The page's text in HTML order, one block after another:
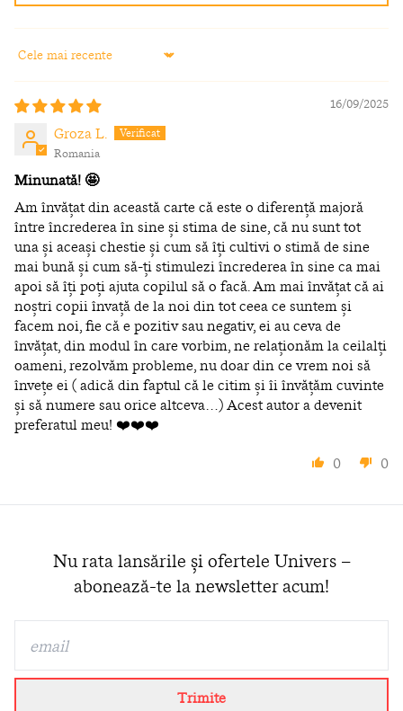
Sort by
16/09/2025
Groza L.
Romania
Minunată! 🤩
Am învățat din această carte că este o diferență majoră
între încrederea în sine și stima de sine, că nu sunt tot
una și aceași chestie și cum să îți cultivi o stimă de sine
mai bună și cum să-ți stimulezi încrederea în sine ca mai
apoi să îți poți ajuta copilul să o facă. Am mai învățat că ai
noștri copii învață de la noi din tot ceea ce suntem și
facem noi, fie că e pozitiv sau negativ, ei au ceva de
învățat, din modul în care vorbim, ne relaționăm la ceilalți
oameni, rezolvăm probleme, nu doar din ce vrem noi să
învețe ei ( adică din faptul că le citim și îi învățăm cuvinte
și să numere sau orice altceva…) Acest autor a devenit
preferatul meu! ❤️❤️❤️
0
0
Nu rata lansările și ofertele Univers –
abonează-te la newsletter acum!
Trimite